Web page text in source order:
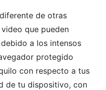
de otras
que pueden
a los intensos
protegido
con respecto a tus
de tu dispositivo, con